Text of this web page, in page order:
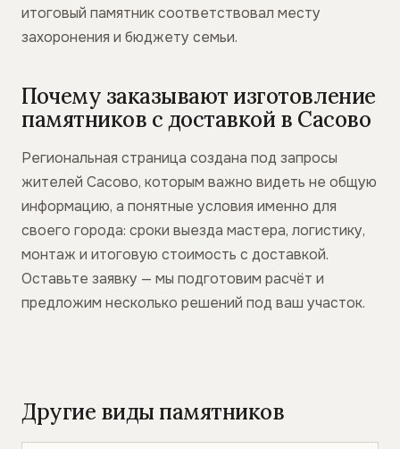
итоговый памятник соответствовал месту
захоронения и бюджету семьи.
Почему заказывают изготовление
памятников с доставкой в Сасово
Региональная страница создана под запросы
жителей Сасово, которым важно видеть не общую
информацию, а понятные условия именно для
своего города: сроки выезда мастера, логистику,
монтаж и итоговую стоимость с доставкой.
Оставьте заявку — мы подготовим расчёт и
предложим несколько решений под ваш участок.
Другие виды памятников